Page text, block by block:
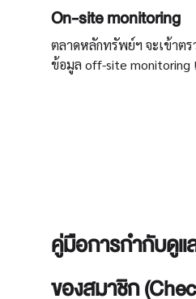
On-site monitoring
ตลาดหลักทรัพย์ฯ จะเข้าต
ข้อมูล off-site monitoring
คู่มือการกำกับดู
ของสมาชิก